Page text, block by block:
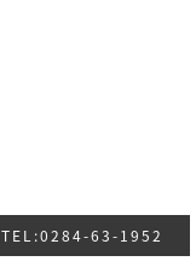
TEL:0284-63-1952